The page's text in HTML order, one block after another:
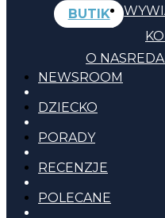
BUTIK
O NAS
NEWSROOM
DZIECKO
PORADY
RECENZJE
POLECANE